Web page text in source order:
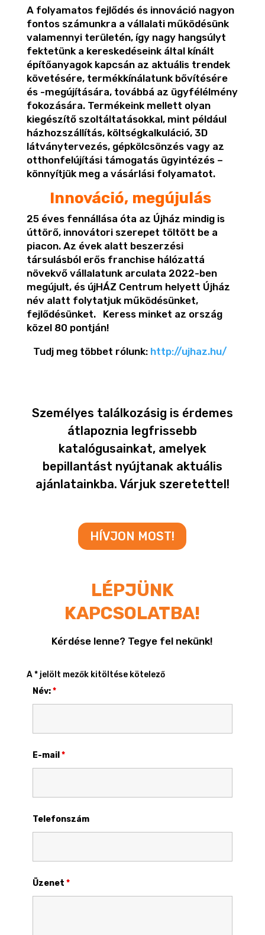
A folyamatos fejlődés és innováció nagyon
fontos számunkra a vállalati működésünk
valamennyi területén, így nagy hangsúlyt
fektetünk a kereskedéseink által kínált
építőanyagok kapcsán az aktuális trendek
követésére, termékkínálatunk bővítésére
és -megújítására, továbbá az ügyfélélmény
fokozására. Termékeink mellett olyan
kiegészítő szoltáltatásokkal, mint például
házhozszállítás, költségkalkuláció, 3D
látványtervezés, gépkölcsönzés vagy az
otthonfelújítási támogatás ügyintézés –
könnyítjük meg a vásárlási folyamatot.
Innováció, megújulás
25 éves fennállása óta az Újház mindig is
úttörő, innovátori szerepet töltött be a
piacon. Az évek alatt beszerzési
társulásból erős franchise hálózattá
növekvő vállalatunk arculata 2022-ben
megújult, és újHÁZ Centrum helyett Újház
név alatt folytatjuk működésünket,
fejlődésünket.
Keress minket az ország
közel 80 pontján!
Tudj meg többet rólunk: http://ujhaz.hu/
Személyes találkozásig is érdemes
átlapoznia legfrissebb
katalógusainkat, amelyek
bepillantást nyújtanak aktuális
ajánlatainkba. Várjuk szeretettel!
HÍVJON MOST!
LÉPJÜNK
KAPCSOLATBA!
Kérdése lenne? Tegye fel nekünk!
A * jelölt mezők kitöltése kötelező
Név:*
E-mail *
Telefonszám
Üzenet *